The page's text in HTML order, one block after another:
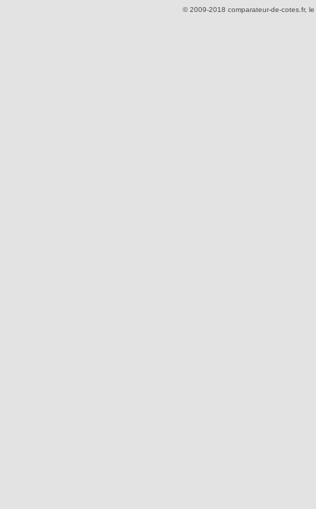
© 2009-2018 comparateur-de-cotes.fr, le